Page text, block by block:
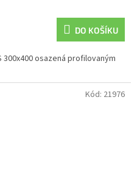
DO KOŠÍKU
300x400 osazená profilovaným
Kód: 21976